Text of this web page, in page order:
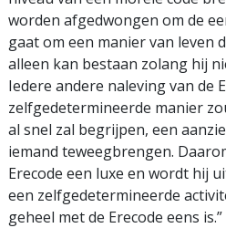
worden afgedwongen om de
gaat om een manier van leven
alleen kan bestaan zolang hij
Iedere andere naleving van de
zelfgedetermineerde manier
al snel zal begrijpen, een
iemand teweegbrengen.
Erecode een luxe en wordt hij
een zelfgedetermineerde
geheel met de Erecode eens is.”